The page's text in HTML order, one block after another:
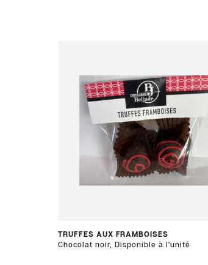
TRUFFES AUX FRAMBOISES
Chocolat noir, Disponible à l'unité